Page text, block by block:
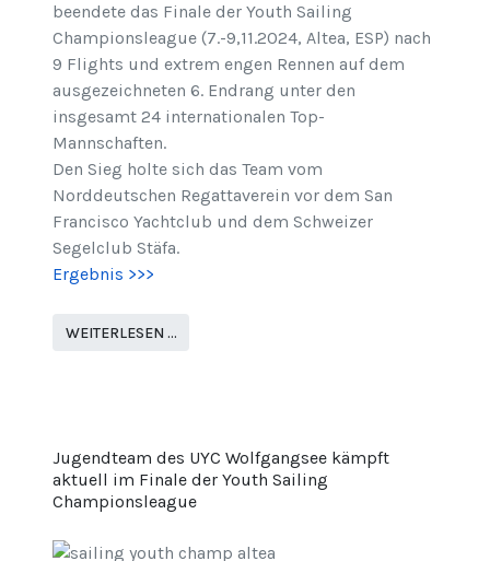
beendete das Finale der Youth Sailing
Championsleague (7.-9,11.2024, Altea, ESP) nach
9 Flights und extrem engen Rennen auf dem
ausgezeichneten 6. Endrang unter den
insgesamt 24 internationalen Top-
Mannschaften.
Den Sieg holte sich das Team vom
Norddeutschen Regattaverein vor dem San
Francisco Yachtclub und dem Schweizer
Segelclub Stäfa.
Ergebnis >>>
WEITERLESEN …
Jugendteam des UYC Wolfgangsee kämpft
aktuell im Finale der Youth Sailing
Championsleague